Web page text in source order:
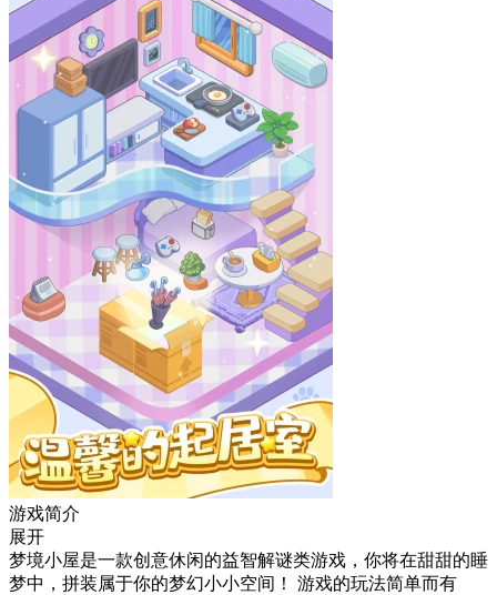
游戏简介
展开
梦境小屋是一款创意休闲的益智解谜类游戏，你将在甜甜的睡
梦中，拼装属于你的梦幻小小空间！ 游戏的玩法简单而有